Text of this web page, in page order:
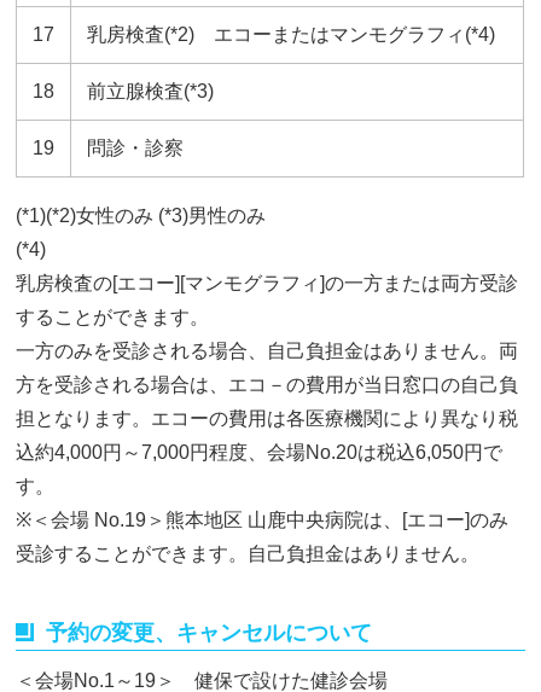
17 乳房検査(*2) エコーまたはマンモグラフィ(*4)
18 前立腺検査(*3)
19 問診・診察
(*1)(*2)女性のみ (*3)男性のみ
(*4)
乳房検査の[エコー][マンモグラフィ]の一方または両方受診
することができます。
一方のみを受診される場合、自己負担金はありません。両
方を受診される場合は、エコ－の費用が当日窓口の自己負
担となります。エコーの費用は各医療機関により異なり税
込約4,000円～7,000円程度、会場No.20は税込6,050円で
す。
※＜会場 No.19＞熊本地区 山鹿中央病院は、[エコー]のみ
受診することができます。自己負担金はありません。
予約の変更、キャンセルについて
＜会場No.1～19＞ 健保で設けた健診会場